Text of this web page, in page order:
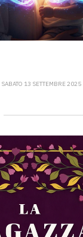
SABATO 13 SETTEMBRE 2025